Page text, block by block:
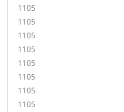
1105
1105
1105
1105
1105
1105
1105
1105